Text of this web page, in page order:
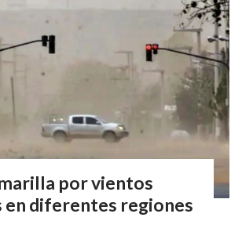
por vientos
en diferentes regiones